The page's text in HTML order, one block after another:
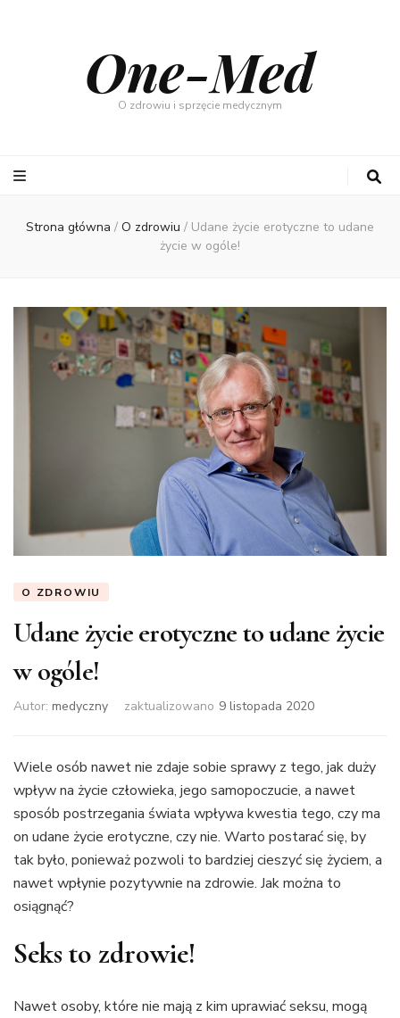
One-Med
O zdrowiu i sprzęcie medycznym
Strona główna / O zdrowiu / Udane życie erotyczne to udane
życie w ogóle!
O ZDROWIU
Udane życie erotyczne to udane życie
w ogóle!
Autor: medyczny zaktualizowano 9 listopada 2020
Wiele osób nawet nie zdaje sobie sprawy z tego, jak duży
wpływ na życie człowieka, jego samopoczucie, a nawet
sposób postrzegania świata wpływa kwestia tego, czy ma
on udane życie erotyczne, czy nie. Warto postarać się, by
tak było, ponieważ pozwoli to bardziej cieszyć się życiem, a
nawet wpłynie pozytywnie na zdrowie. Jak można to
osiągnąć?
Seks to zdrowie!
Nawet osoby, które nie mają z kim uprawiać seksu, mogą